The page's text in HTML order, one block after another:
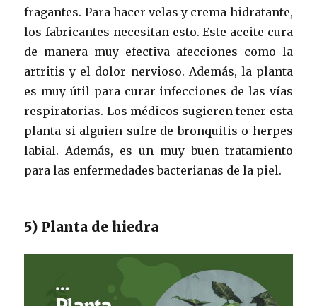
fragantes. Para hacer velas y crema hidratante,
los fabricantes necesitan esto. Este aceite cura
de manera muy efectiva afecciones como la
artritis y el dolor nervioso. Además, la planta
es muy útil para curar infecciones de las vías
respiratorias. Los médicos sugieren tener esta
planta si alguien sufre de bronquitis o herpes
labial. Además, es un muy buen tratamiento
para las enfermedades bacterianas de la piel.
5) Planta de hiedra